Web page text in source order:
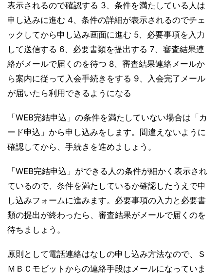
表示されるので確認する 3、条件を満たしている人は
申し込みに進む 4、条件の詳細が表示されるのでチェ
ックしてから申し込み画面に進む 5、必要事項を入力
して送信する 6、必要書類を提出する 7、審査結果連
絡がメールで届くのを待つ 8、審査結果連絡メールか
ら案内に従って入会手続きをする 9、入会完了メール
が届いたら利用できるようになる
「WEB完結申込」の条件を満たしていない場合は「カ
ード申込」から申し込みをします。間違えないように
確認してから、手続きを進めましょう。
「WEB完結申込」ができる人の条件が細かく表示され
ているので、条件を満たしているか確認したうえで申
し込みフォームに進みます。必要事項の入力と必要書
類の提出が終わったら、審査結果がメールで届くのを
待ちましょう。
原則として電話連絡はなしの申し込み方法なので、Ｓ
ＭＢＣモビットからの連絡手段はメールになっていま